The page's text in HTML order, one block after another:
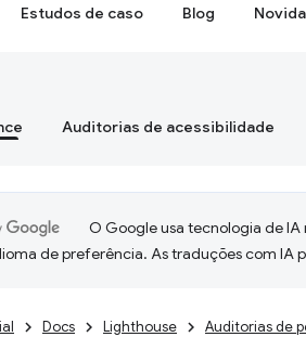
Estudos de caso Blog
Auditorias de acessibilidade
O Google usa tecnologia de
de preferência. As traduções com IA
Docs Lighthouse Auditorias de